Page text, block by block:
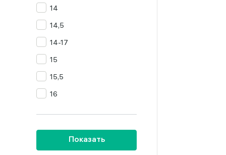
14
14,5
14-17
15
15,5
16
16-17
Показать